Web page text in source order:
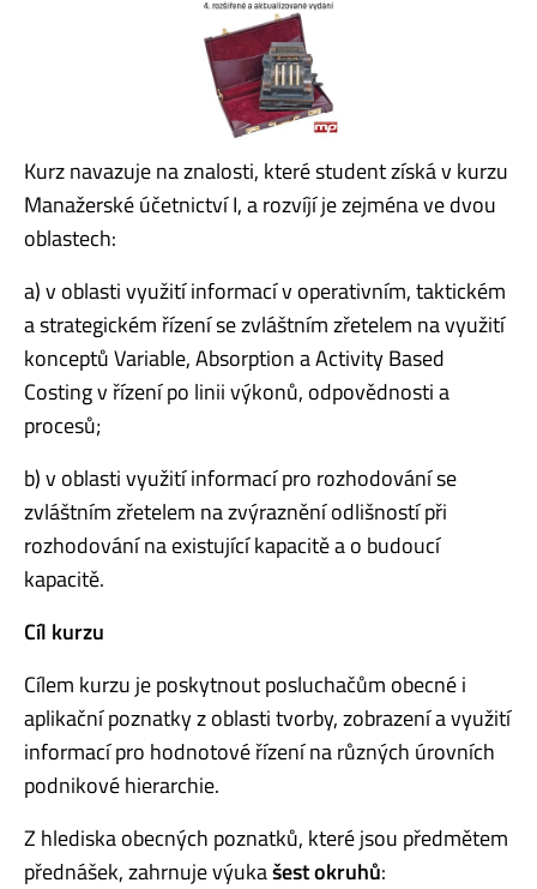
Kurz navazuje na znalosti, které student získá v kurzu
Manažerské účetnictví I, a rozvíjí je zejména ve dvou
oblastech:
a) v oblasti využití informací v operativním, taktickém
a strategickém řízení se zvláštním zřetelem na využití
konceptů Variable, Absorption a Activity Based
Costing v řízení po linii výkonů, odpovědnosti a
procesů;
b) v oblasti využití informací pro rozhodování se
zvláštním zřetelem na zvýraznění odlišností při
rozhodování na existující kapacitě a o budoucí
kapacitě.
Cíl kurzu
Cílem kurzu je poskytnout posluchačům obecné i
aplikační poznatky z oblasti tvorby, zobrazení a využití
informací pro hodnotové řízení na různých úrovních
podnikové hierarchie.
Z hlediska obecných poznatků, které jsou předmětem
přednášek, zahrnuje výukašest okruhů: